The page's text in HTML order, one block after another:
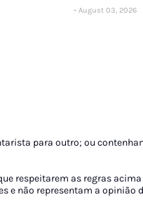
August 03, 2026
para outro; ou
respeitarem as regras acima
e não representam a opinião